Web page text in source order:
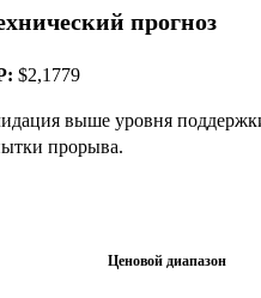
прогноз
$2,1779
выше уровня
прорыва.
Ценовой диапазон